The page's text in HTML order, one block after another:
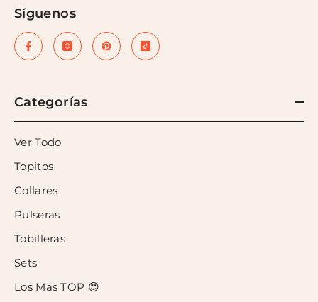
Síguenos
Categorías
Ver Todo
Topitos
Collares
Pulseras
Tobilleras
Sets
Los Más TOP 😍